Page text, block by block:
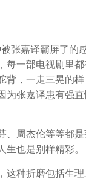
张嘉译霸屏了的
每一部电视剧里都
背，一走三晃的样
为张嘉译患有强直
周杰伦等等都是
也是别样精彩。
种折磨包括生理